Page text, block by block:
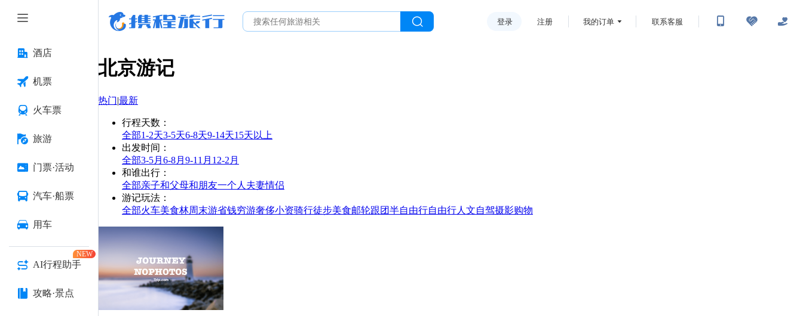
酒店
机票
火车票
旅游
门票·活动
汽车·船票
用车
AI行程助手
NEW
攻略·景点
登录 注册 我的订单 联系客服
北京游记
热门|最新
行程天数 ：
全部1-2天3-5天6-8天9-14天15天以上
出发时间 ：
全部3-5月 6-8月 9-11月 12-2月
和谁出行 ：
全部亲子和父母和朋友一个人 夫妻情侣
游记玩法 ：
全部火车美食林周末游省钱穷游奢侈小资骑行徒步美食邮轮跟团半自由行自由行人文自驾摄影购物